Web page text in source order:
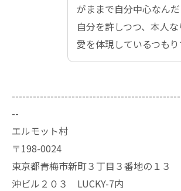
がままで自分中心なん
自分を許しつつ、本人
愛を体現しているつもり
--
エルモット村
〒198-0024
東京都青梅市新町３丁目３番地の１３
沖ビル２０３ LUCKY-7内